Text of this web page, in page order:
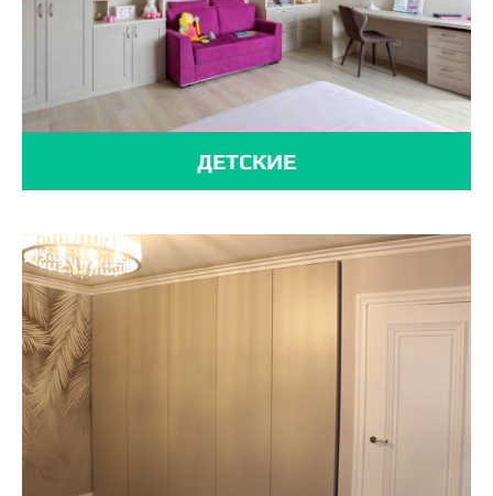
ДЕТСКИЕ